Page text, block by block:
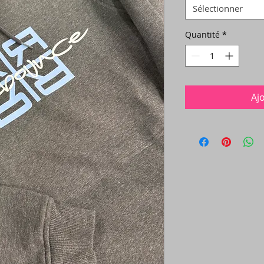
Sélectionner
Quantité *